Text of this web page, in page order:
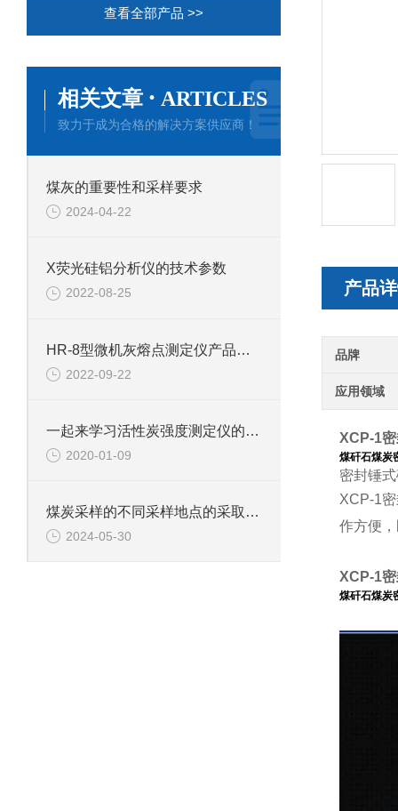
产品
品牌
应用领域
XCP-1
煤矸石煤炭
密封锤
XCP-1
作方便
XCP-1
煤矸石煤炭
查看全部产品 >>
相关文章 · ARTICLES
致力于成为合格的解决方案供应商！
煤灰的重要性和采样要求
2024-04-22
X荧光硅铝分析仪的技术参数
2022-08-25
HR-8型微机灰熔点测定仪产品介绍
2022-09-22
一起来学习活性炭强度测定仪的操作步骤事项
2020-01-09
煤炭采样的不同采样地点的采取及采样工具
2024-05-30